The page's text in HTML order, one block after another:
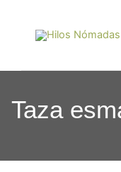
contenido
Taza